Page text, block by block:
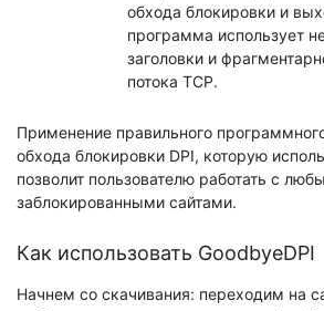
обхода блокировки и
программа использует
заголовки и
потока TCP.
Применение правильного
обхода блокировки DPI, которую
позволит пользователю работать с
заблокированными сайтами.
Как использовать GoodbyeDPI
Начнем со скачивания: переходим на